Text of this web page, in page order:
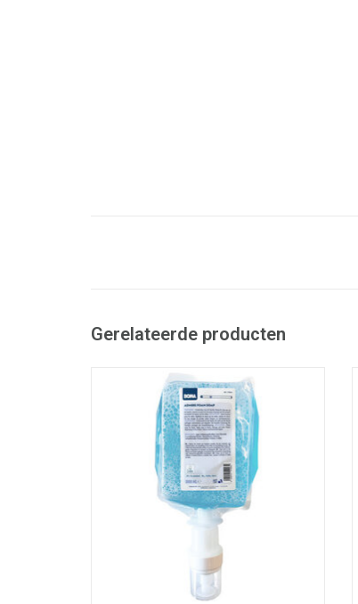
Gerelateerde producten
Milde schuimzeep voor handreiniging na
toiletgebruik
- Huidvriendelijk
- Licht geparfumeerd
- Gesloten doseersysteem
- Zuinig in gebruik: ± 0,5 ml per dosering
- Schuimzeep voor een sterk gereduceerd
verbruik ten opzichte van vloeibare zeep
TOEVOEGEN AAN WINKELWAGEN